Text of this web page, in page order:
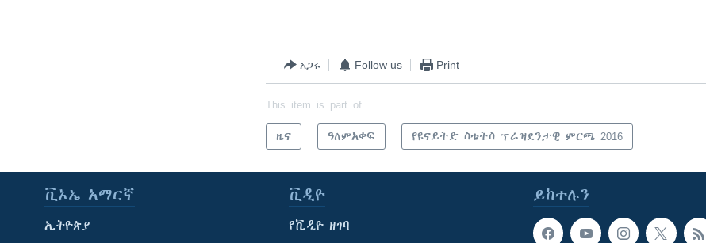
አጋሩ Follow us Print
This item is part of
ዜና ዓለምአቀፍ የዩናይትድ ስቴትስ ፕሬዝደንታዊ ምርጫ 2016
ይከተሉን
ቪኦኤ አማርኛ
ኢትዮጵያ
ቪዲዮ
የቪዲዮ ዘገባ